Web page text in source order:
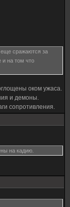
сражаются за
и на том что
оком ужаса.
и демоны.
сопротивления.
на кадию.